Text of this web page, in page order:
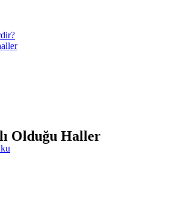
Olduğu Haller